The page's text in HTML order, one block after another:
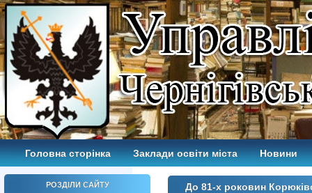
Головна сторінка Заклади освіти міста Новини
РОЗДІЛИ САЙТУ До 81-х роковин